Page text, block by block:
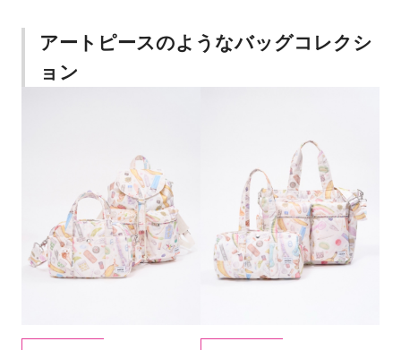
アートピースのようなバッグコレクシ
ョン